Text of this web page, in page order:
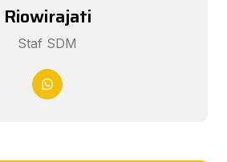
Riowirajati
Staf SDM